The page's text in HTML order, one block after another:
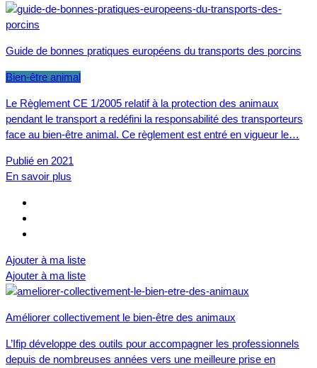
Guide de bonnes pratiques européens du transports des porcins
Bien-être animal
Le Règlement CE 1/2005 relatif à la protection des animaux
pendant le transport a redéfini la responsabilité des transporteurs
face au bien-être animal. Ce règlement est entré en vigueur le…
Publié en 2021
En savoir plus
Ajouter à ma liste
Ajouter à ma liste
Améliorer collectivement le bien-être des animaux
L’Ifip développe des outils pour accompagner les professionnels
depuis de nombreuses années vers une meilleure prise en